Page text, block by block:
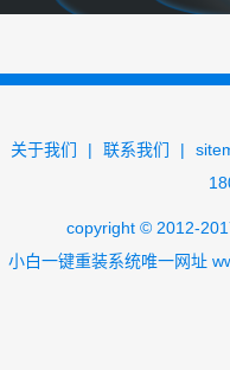
关于我们 | 联系我们 |
copyright ©2012-
小白一键重装系统唯一网址